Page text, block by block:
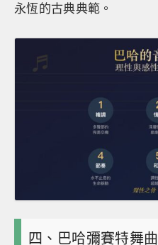
永恆的古典典範。
四、巴哈彌賽特舞曲